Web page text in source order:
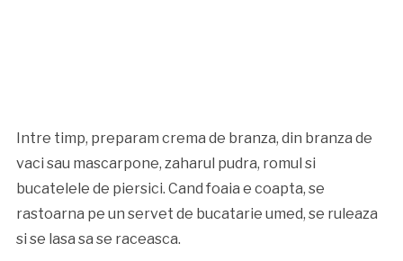
Intre timp, preparam crema de branza, din branza de
vaci sau mascarpone, zaharul pudra, romul si
bucatelele de piersici. Cand foaia e coapta, se
rastoarna pe un servet de bucatarie umed, se ruleaza
si se lasa sa se raceasca.